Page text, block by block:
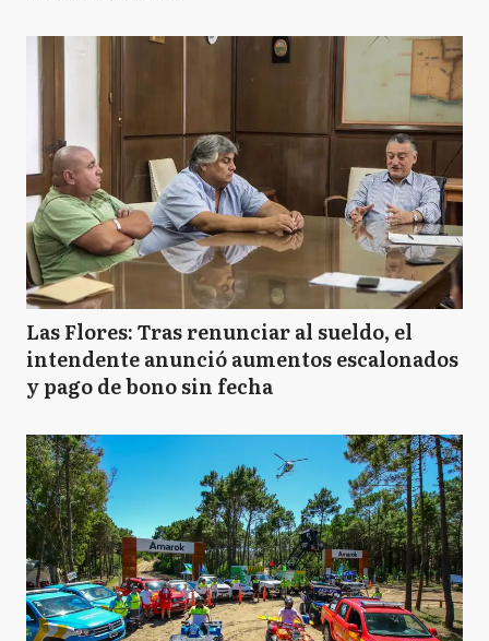
Las Flores: Tras renunciar al sueldo, el
intendente anunció aumentos escalonados
y pago de bono sin fecha